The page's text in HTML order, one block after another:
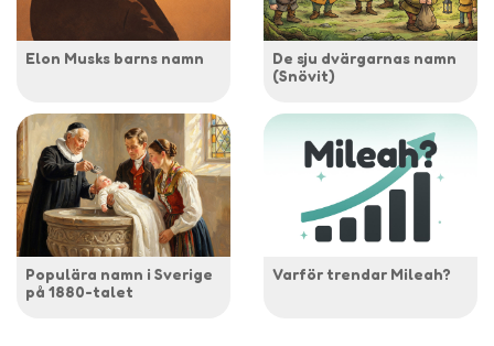
Elon Musks barns namn
De sju dvärgarnas namn
(Snövit)
Populära namn i Sverige
på 1880-talet
Varför trendar Mileah?